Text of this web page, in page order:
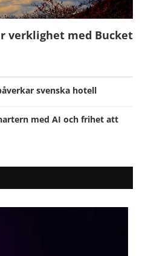
verklighet med Bucket
svenska hotell
med AI och frihet att